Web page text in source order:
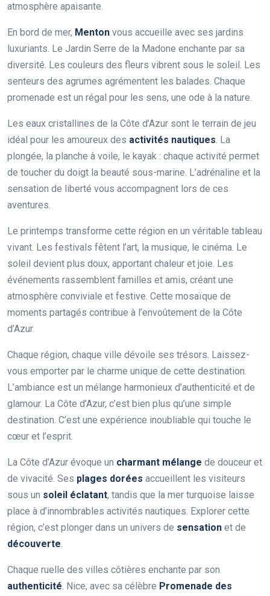
atmosphère apaisante.
En bord de mer, Menton vous accueille avec ses jardins
luxuriants. Le Jardin Serre de la Madone enchante par sa
diversité. Les couleurs des fleurs vibrent sous le soleil. Les
senteurs des agrumes agrémentent les balades. Chaque
promenade est un régal pour les sens, une ode à la nature.
Les eaux cristallines de la Côte d’Azur sont le terrain de jeu
idéal pour les amoureux des activités nautiques. La
plongée, la planche à voile, le kayak : chaque activité permet
de toucher du doigt la beauté sous-marine. L’adrénaline et la
sensation de liberté vous accompagnent lors de ces
aventures.
Le printemps transforme cette région en un véritable tableau
vivant. Les festivals fêtent l’art, la musique, le cinéma. Le
soleil devient plus doux, apportant chaleur et joie. Les
événements rassemblent familles et amis, créant une
atmosphère conviviale et festive. Cette mosaïque de
moments partagés contribue à l’envoûtement de la Côte
d’Azur.
Chaque région, chaque ville dévoile ses trésors. Laissez-
vous emporter par le charme unique de cette destination.
L’ambiance est un mélange harmonieux d’authenticité et de
glamour. La Côte d’Azur, c’est bien plus qu’une simple
destination. C’est une expérience inoubliable qui touche le
cœur et l’esprit.
La Côte d’Azur évoque un charmant mélange de douceur et
de vivacité. Ses plages dorées accueillent les visiteurs
sous un soleil éclatant, tandis que la mer turquoise laisse
place à d’innombrables activités nautiques. Explorer cette
région, c’est plonger dans un univers de sensation et de
découverte.
Chaque ruelle des villes côtières enchante par son
authenticité. Nice, avec sa célèbre Promenade des